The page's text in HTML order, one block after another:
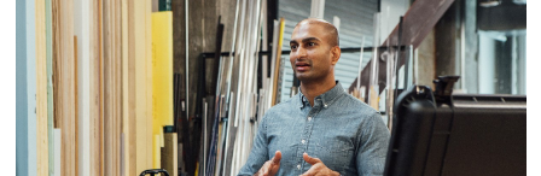
Mowi Netherlands
Mowi Norway
Mowi Poland
Mowi Scotland